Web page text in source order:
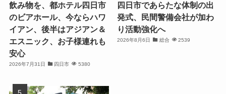
飲み物を、都ホテル四日市
のビアホール、今ならハワ
イアン、後半はアジアン＆
エスニック、お子様連れも
安心
2026年7月31日 四日市 5380
四日市であらたな体制の出
発式、民間警備会社が加わ
り活動強化へ
2026年8月6日 総合 2539